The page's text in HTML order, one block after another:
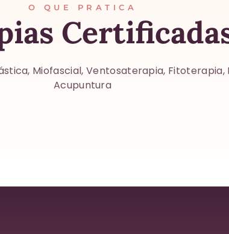
O QUE PRATICA
Miofascial, Ventosaterapia,
Acupuntura